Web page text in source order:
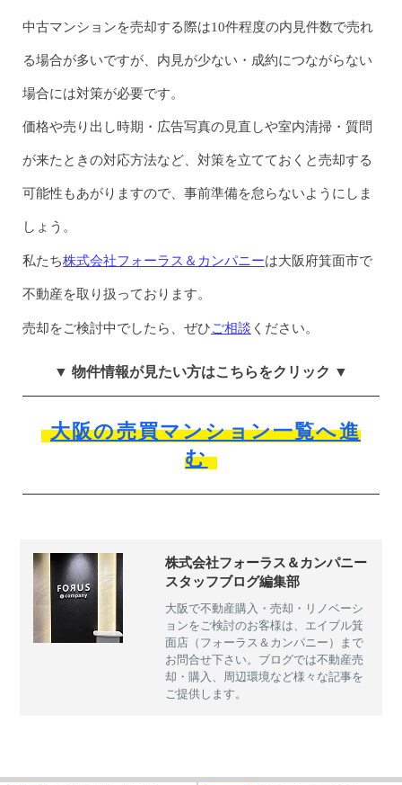
中古マンションを売却する際は10件程度の内見件数で売れ
る場合が多いですが、内見が少ない・成約につながらない
場合には対策が必要です。
価格や売り出し時期・広告写真の見直しや室内清掃・質問
が来たときの対応方法など、対策を立てておくと売却する
可能性もあがりますので、事前準備を怠らないようにしま
しょう。
私たち株式会社フォーラス＆カンパニーは大阪府箕面市で
不動産を取り扱っております。
売却をご検討中でしたら、ぜひご相談 ください。
▼ 物件情報が見たい方はこちらをクリック ▼
大阪の売買マンション一覧へ進
む
株式会社フォーラス＆カンパニー
スタッフブログ編集部
大阪で不動産購入・売却・リノベーシ
ョンをご検討のお客様は、エイブル箕
面店（フォーラス＆カンパニー）まで
お問合せ下さい。ブログでは不動産売
却・購入、周辺環境など様々な記事を
ご提供します。